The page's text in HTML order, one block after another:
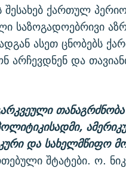
ქართულ
საზოგადოებრივი
ასეთ ცნობებს
არჩევდნენ და
და სახელმწიფო
შტატები. ო.